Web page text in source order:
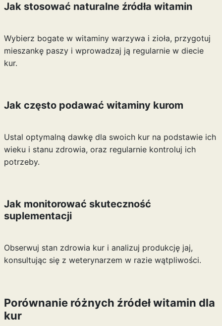
Jak stosować naturalne źródła witamin
Wybierz bogate w witaminy warzywa i zioła, przygotuj
mieszankę paszy i wprowadzaj ją regularnie w diecie
kur.
Jak często podawać witaminy kurom
Ustal optymalną dawkę dla swoich kur na podstawie ich
wieku i stanu zdrowia, oraz regularnie kontroluj ich
potrzeby.
Jak monitorować skuteczność
suplementacji
Obserwuj stan zdrowia kur i analizuj produkcję jaj,
konsultując się z weterynarzem w razie wątpliwości.
Porównanie różnych źródeł witamin dla
kur